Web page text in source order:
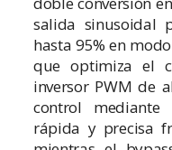
salida sinusoidal
hasta 95% en
que optimiza el
inversor PWM de
control mediante
rápida y precisa